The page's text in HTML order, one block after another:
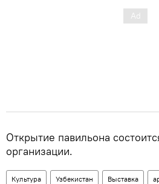
Открытие павильона
организации.
Культура Узбекистан Выставка